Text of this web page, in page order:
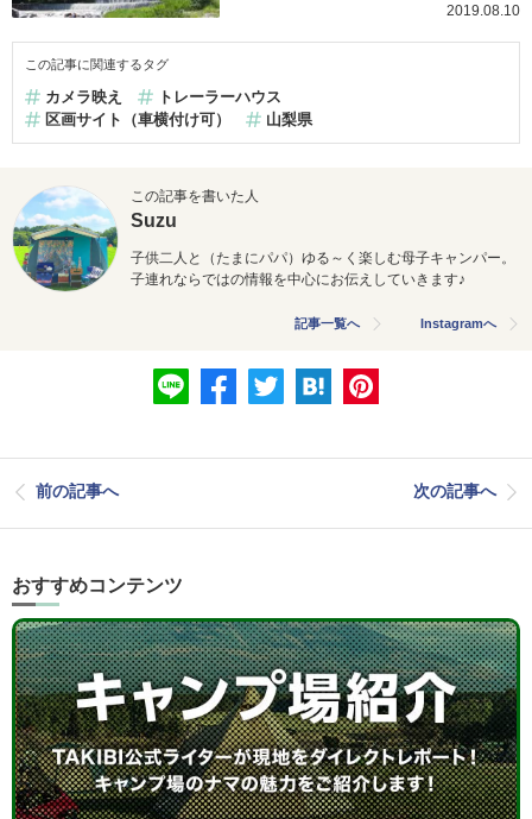
2019.08.10
この記事に関連するタグ
カメラ映え
トレーラーハウス
区画サイト（車横付け可）
山梨県
この記事を書いた人
Suzu
子供二人と（たまにパパ）ゆる～く楽しむ母子キャンパー。
子連れならではの情報を中心にお伝えしていきます♪
記事一覧へ Instagramへ
前の記事へ 次の記事へ
おすすめコンテンツ